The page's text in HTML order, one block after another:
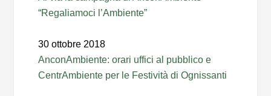
“Regaliamoci l’Ambiente”
30 ottobre 2018
AnconAmbiente: orari uffici al pubblico e
CentrAmbiente per le Festività di Ognissanti